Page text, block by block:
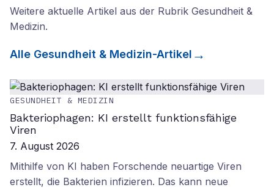
Weitere aktuelle Artikel aus der Rubrik Gesundheit &
Medizin.
Alle Gesundheit & Medizin-Artikel
GESUNDHEIT & MEDIZIN
Bakteriophagen: KI erstellt funktionsfähige
Viren
7. August 2026
Mithilfe von KI haben Forschende neuartige Viren
erstellt, die Bakterien infizieren. Das kann neue